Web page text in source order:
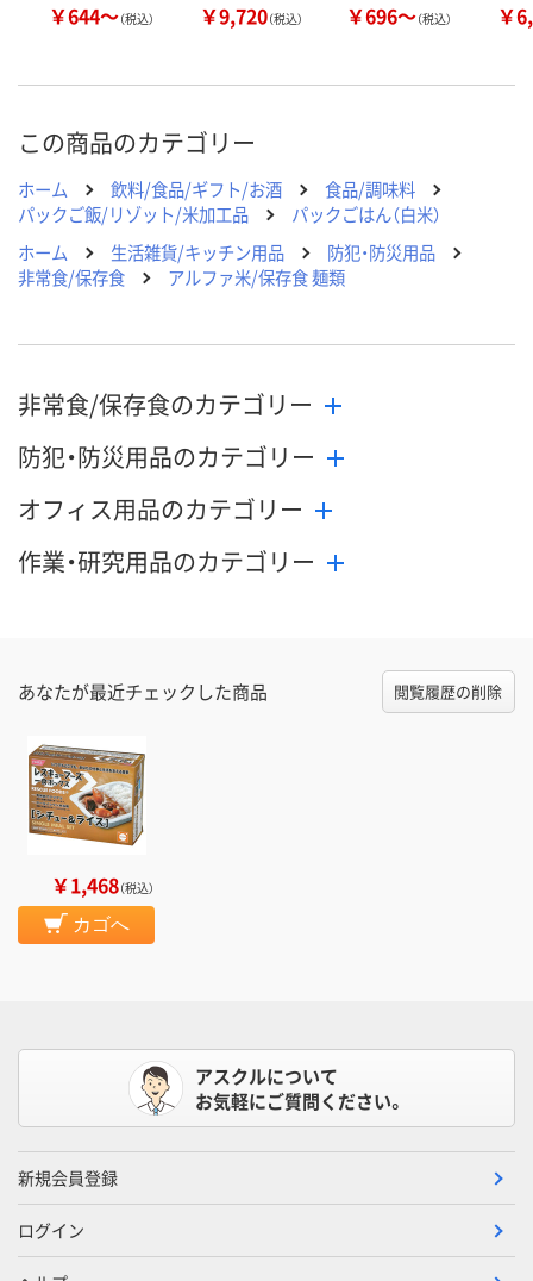
￥644～（税込） ￥9,720（税込） ￥696～（税込） ￥
この商品のカテゴリー
ホーム 飲料/食品/ギフト/お酒
食品/調味料
パックご飯/リゾット/米加工品
パックごはん（白米）
ホーム
生活雑貨/キッチン用品
防犯・防災用品
非常食/保存食
アルファ米/保存食 麺類
非常食/保存食のカテゴリー
防犯・防災用品のカテゴリー
オフィス用品のカテゴリー
作業・研究用品のカテゴリー
あなたが最近チェックした商品 閲覧履歴の削除
￥1,468（税込）
カゴへ
アスクルについて
お気軽にご質問ください。
新規会員登録
ログイン